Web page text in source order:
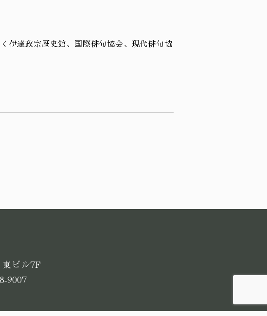
伊達政宗歴史館、国際俳句協会、現代俳句協
ビル7F
9007